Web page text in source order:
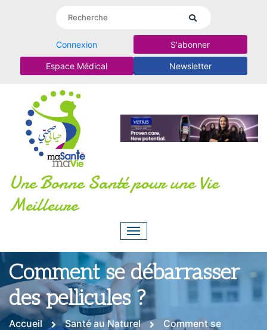
Connexion S'abonner
Espace Médical Newsletter
Une Bonne Santé pour une Vie
Meilleure
Comment se débarrasser
des pellicules ?
Accueil Santé au Naturel
Comment se